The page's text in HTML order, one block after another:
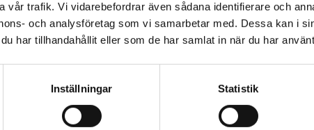
vår trafik. Vi vidarebefordrar även sådana identifierare och
och analysföretag som vi samarbetar med. Dessa kan i
har tillhandahållit eller som de har samlat in när du har
Inställningar Statistik
enhet utanför Sverige. Vi erbjuder inte leveranser utanför
Sverige. För att kunna slutföra ett köp måste
leveransadressen vara i Sverige.Läs mer